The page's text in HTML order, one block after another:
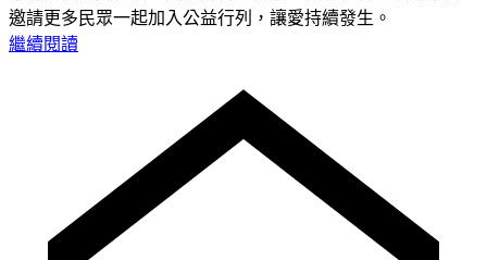
邀請更多民眾一起加入公益行列，讓愛持續發生。
繼續閱讀